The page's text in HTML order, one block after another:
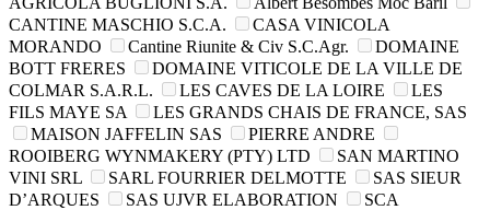
CANTINE MASCHIO S.C.A.
CASA VINICOLA
MORANDO
Cantine Riunite & Civ S.C.Agr.
DOMAINE
BOTT FRERES
DOMAINE VITICOLE DE LA VILLE DE
COLMAR S.A.R.L.
LES CAVES DE LA LOIRE
LES
FILS MAYE SA
LES GRANDS CHAIS DE FRANCE, SAS
MAISON JAFFELIN SAS
PIERRE ANDRE
ROOIBERG WYNMAKERY (PTY) LTD
SAN MARTINO
VINI SRL
SARL FOURRIER DELMOTTE
SAS SIEUR
D’ARQUES
SAS UJVR ELABORATION
SCA